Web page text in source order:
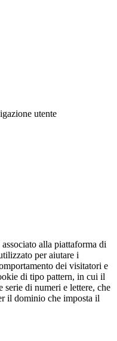
utente
alla piattaforma di
per aiutare i
dei visitatori e
di tipo pattern, in cui il
serie di numeri e lettere, che
il dominio che imposta il